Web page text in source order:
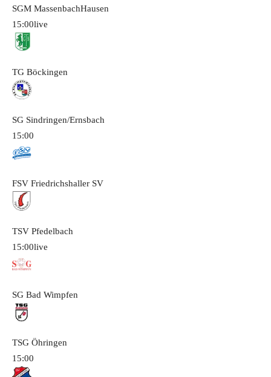
SGM MassenbachHausen
15:00live
TG Böckingen
SG Sindringen/Ernsbach
15:00
FSV Friedrichshaller SV
TSV Pfedelbach
15:00live
SG Bad Wimpfen
TSG Öhringen
15:00